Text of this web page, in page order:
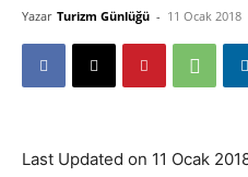
Yazar Turizm Günlüğü - 11 Ocak 2018
Last Updated on 11 Ocak